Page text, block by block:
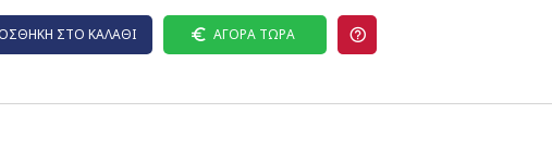
ΣΤΟ ΚΑΛΆΘΙ ΑΓΟΡΆ ΤΏΡΑ